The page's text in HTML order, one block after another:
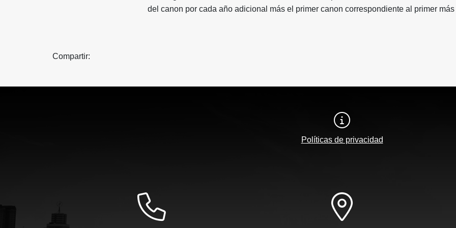
del canon por cada año adicional más el primer canon correspondiente al primer más
Compartir:
Políticas de privacidad